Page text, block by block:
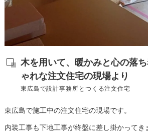
木を用いて、暖かみと心の落
ゃれな注文住宅の現場より
東広島で設計事務所とつくる注文住宅
東広島で施工中の注文住宅の現場です。
内装工事も下地工事が終盤に差し掛かって